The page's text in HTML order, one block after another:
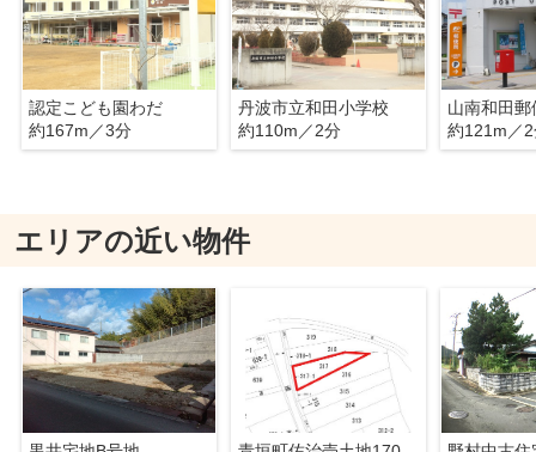
認定こども園わだ
約167m／3分
丹波市立和田小学校
約110m／2分
山南和田郵
約121m／
エリアの近い物件